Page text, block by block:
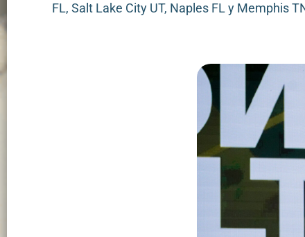
FL, Salt Lake City UT, Naples FL y Memphis